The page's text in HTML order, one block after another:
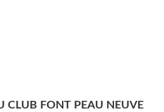
CLUB FONT PEAU NEUVE